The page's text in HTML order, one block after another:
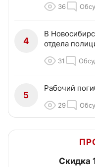
36
4
В
отдела
31
5
Рабочий
29
Скидка